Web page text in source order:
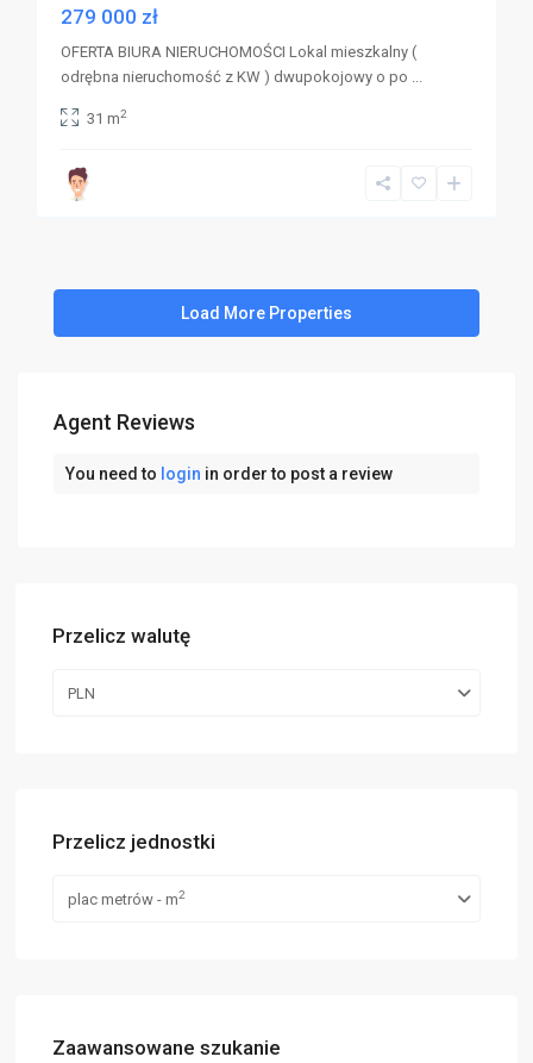
279 000 zł
OFERTA BIURA NIERUCHOMOŚCI Lokal mieszkalny (
odrębna nieruchomość z KW ) dwupokojowy o po ...
31 m2
Agent Reviews
You need to login in order to post a review
Przelicz walutę
PLN
Przelicz jednostki
plac metrów - m2
Zaawansowane szukanie